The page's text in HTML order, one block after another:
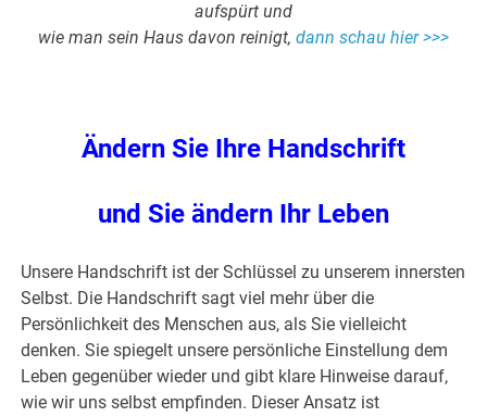
aufspürt und
wie man sein Haus davon reinigt, dann schau hier >>>
Ändern Sie Ihre Handschrift
und Sie ändern Ihr Leben
Unsere Handschrift ist der Schlüssel zu unserem innersten
Selbst. Die Handschrift sagt viel mehr über die
Persönlichkeit des Menschen aus, als Sie vielleicht
denken. Sie spiegelt unsere persönliche Einstellung dem
Leben gegenüber wieder und gibt klare Hinweise darauf,
wie wir uns selbst empfinden. Dieser Ansatz ist